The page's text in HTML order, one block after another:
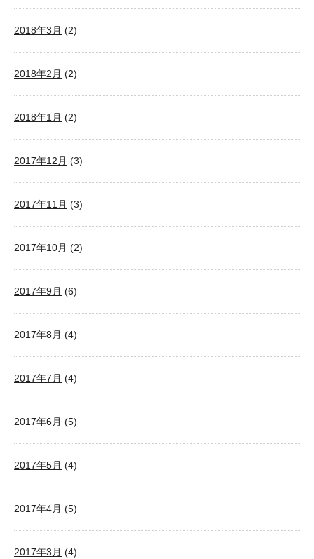
2018年3月 (2)
2018年2月 (2)
2018年1月 (2)
2017年12月 (3)
2017年11月 (3)
2017年10月 (2)
2017年9月 (6)
2017年8月 (4)
2017年7月 (4)
2017年6月 (5)
2017年5月 (4)
2017年4月 (5)
2017年3月 (4)